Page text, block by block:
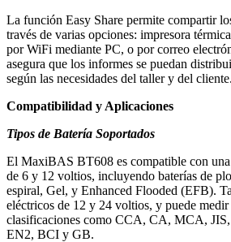
La función Easy Share permite compartir
través de varias opciones: impresora
por WiFi mediante PC, o por correo
asegura que los informes se puedan
según las necesidades del taller y del cliente.
Compatibilidad y Aplicaciones
Tipos de Batería Soportados
El MaxiBAS BT608 es compatible con una
de 6 y 12 voltios, incluyendo baterías de
espiral, Gel, y Enhanced Flooded (EFB).
eléctricos de 12 y 24 voltios, y puede medir
clasificaciones como CCA, CA, MCA,
EN2, BCI y GB.